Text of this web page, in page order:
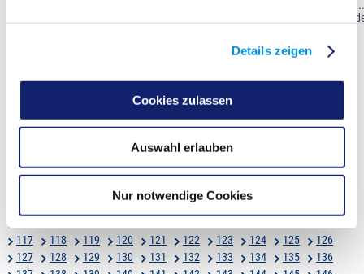
Details zeigen
Cookies zulassen
Auswahl erlauben
Nur notwendige Cookies
Rassismus (Werner-von-Siemens Realschule Gladbeck) 17.30 - 18.15 Uhr
wollen Sie mir eigentlich unterstellen?“ - Die „Mitte der Gesellschaft“ und
13
14 15 16 17 18 19 20 21 22 23
24
29 30 31 32
37
38 39 40 41 42 43 44 45 46 47
48
65 66 67 68
73
74 75 76 77 78 79 80 81 82 83
84
91 92 93
117
118 119 120 121 122 123 124 125
126
127
128 129 130 131 132 133 134 135
136